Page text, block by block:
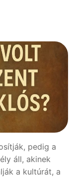
pedig a
áll, akinek
a kultúrát, a